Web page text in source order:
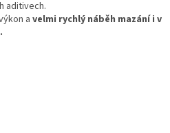
aditivech.
a velmi rychlý náběh mazání i v